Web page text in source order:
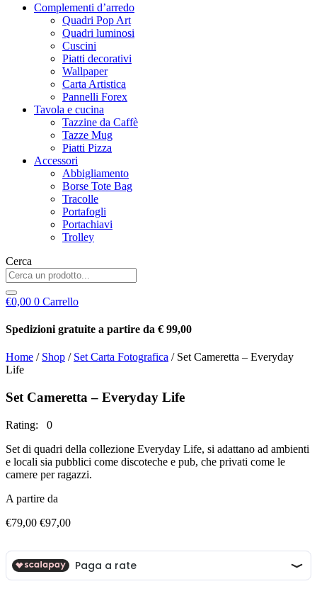
Complementi d’arredo
Quadri Pop Art
Quadri luminosi
Cuscini
Piatti decorativi
Wallpaper
Carta Artistica
Pannelli Forex
Tavola e cucina
Tazzine da Caffè
Tazze Mug
Piatti Pizza
Accessori
Abbigliamento
Borse Tote Bag
Tracolle
Portafogli
Portachiavi
Trolley
Cerca
€0,00 0 Carrello
Spedizioni gratuite a partire da € 99,00
Home / Shop / Set Carta Fotografica / Set Cameretta – Everyday
Life
Set Cameretta – Everyday Life
Rating: 0
Set di quadri della collezione Everyday Life, si adattano ad ambienti
e locali sia pubblici come discoteche e pub, che privati come le
camere per ragazzi.
A partire da
€79,00 €97,00Fascia
da
€79,00